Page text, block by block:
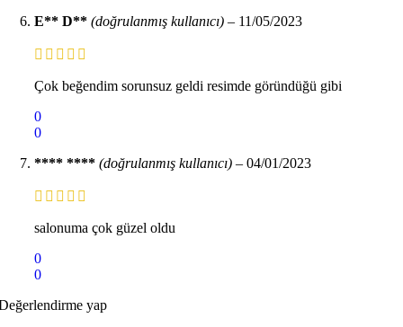
E** D** (doğrulanmış kullanıcı) – 11/05/2023
Çok beğendim sorunsuz geldi resimde göründüğü gibi
0
0
**** **** (doğrulanmış kullanıcı) – 04/01/2023
salonuma çok güzel oldu
0
0
yap